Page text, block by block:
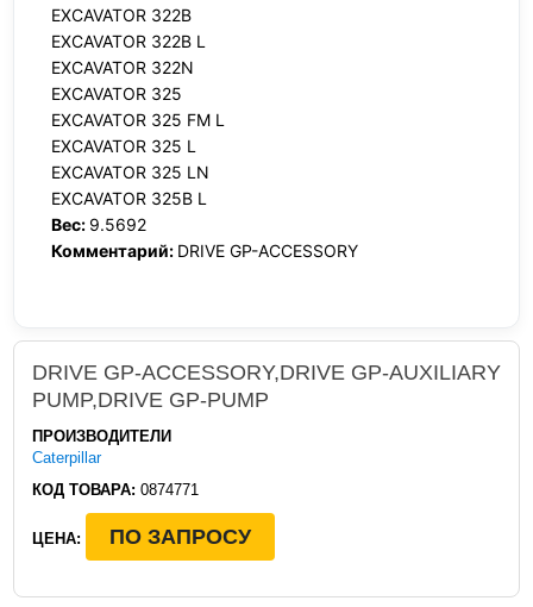
EXCAVATOR 322B
EXCAVATOR 322B L
EXCAVATOR 322N
EXCAVATOR 325
EXCAVATOR 325 FM L
EXCAVATOR 325 L
EXCAVATOR 325 LN
EXCAVATOR 325B L
Вес: 9.5692
Комментарий: DRIVE GP-ACCESSORY
DRIVE GP-ACCESSORY,DRIVE GP-AUXILIARY
PUMP,DRIVE GP-PUMP
ПРОИЗВОДИТЕЛИ
Caterpillar
КОД ТОВАРА: 0874771
ЦЕНА: ПО ЗАПРОСУ